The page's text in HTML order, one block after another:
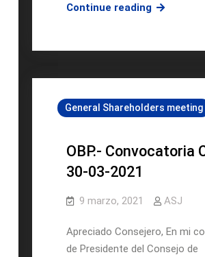
Continue readingOBP
30-
2021
General Shareholders meeting
OBP.- Convocatoria
30-03-2021
9 marzo, 2021 ASJ
Apreciado Consejero, En mi
de Presidente del Consejo de